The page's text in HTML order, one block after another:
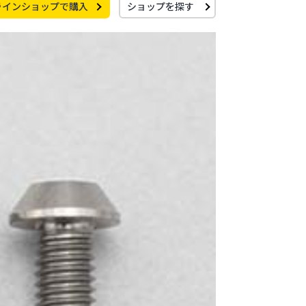
ンショップで購入 ショップを探す